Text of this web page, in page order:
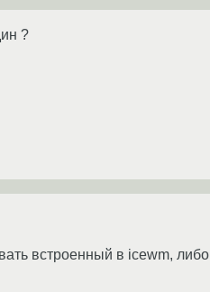
?
встроенный в icewm, либо